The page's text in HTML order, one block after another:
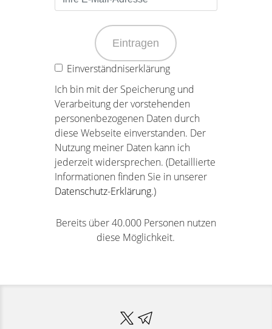
Eintragen
Einverständniserklärung
Ich bin mit der Speicherung und
Verarbeitung der vorstehenden
personenbezogenen Daten durch
diese Webseite einverstanden. Der
Nutzung meiner Daten kann ich
jederzeit widersprechen. (Detaillierte
Informationen finden Sie in unserer
Datenschutz-Erklärung.)
Bereits über 40.000 Personen nutzen
diese Möglichkeit.